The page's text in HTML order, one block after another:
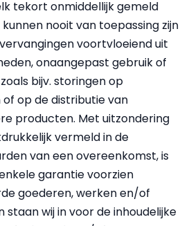
tekort onmiddellijk gemeld
nooit van toepassing zijn
voortvloeiend uit
onaangepast gebruik of
bijv. storingen op
op de distributie van
producten. Met uitzondering
vermeld in de
van een overeenkomst, is
garantie voorzien
goederen, werken en/of
staan wij in voor de inhoudelijke